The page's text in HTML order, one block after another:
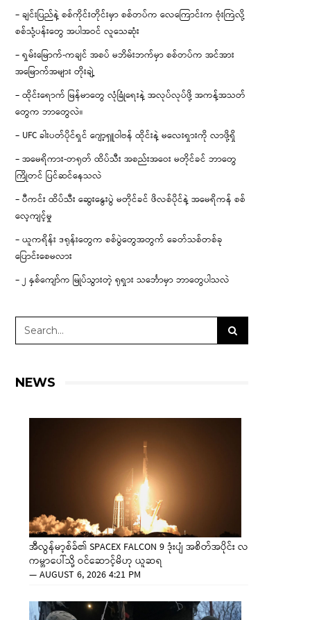
– ချင်းပြည်နဲ့ စစ်ကိုင်းတိုင်းမှာ စစ်တပ်က လေကြောင်းက ဗုံးကြဲလို့
စစ်သုံ့ပန်းတွေ အပါအဝင် လူသေဆုံး
– ရှမ်းမြောက်-ကချင် အစပ် မဘိမ်းဘက်မှာ စစ်တပ်က အင်အား
အမြောက်အများ တိုးချဲ့
– ထိုင်းရောက် မြန်မာတွေ လုံခြုံရေးနဲ့ အလုပ်လုပ်ဖို့ အကန့်အသတ်
တွေက ဘာတွေလဲ။
– UFC ခါးပတ်ပိုင်ရှင် ဂျော့ရှူဝါဗန် ထိုင်းနဲ့ မလေးရှားကို လာဖို့ရှိ
– အမေရိကား-တရုတ် ထိပ်သီး အစည်းအဝေး မတိုင်ခင် ဘာတွေ
ကြိုတင် ပြင်ဆင်နေသလဲ
– ပီကင်း ထိပ်သီး ဆွေးနွေးပွဲ မတိုင်ခင် ဖိလစ်ပိုင်နဲ့ အမေရိကန် စစ်
လေ့ကျင့်မှု
– ယူကရိန်း ဒရုန်းတွေက စစ်ပွဲတွေအတွက် ခေတ်သစ်တစ်ခု
ပြောင်းစေမလား
– ၂ နှစ်ကျော်က မြုပ်သွားတဲ့ ရုရှား သင်္ဘောမှာ ဘာတွေပါသလဲ
NEWS
အီလွန်မာ့စ်ခ်၏ SPACEX FALCON 9 ဒုံးပျံ အစိတ်အပိုင်း လ
ကမ္ဘာပေါ်သို့ ဝင်ဆောင့်မိဟု ယူဆရ
—AUGUST 6, 2026 4:21 PM